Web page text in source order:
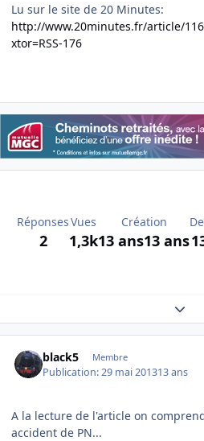
Lu sur le site de 20 Minutes:
http://www.20minutes.fr/article/
xtor=RSS-176
Réponses
2
Vues
1,3k
Création
13 ans13 ans
black5 Membre
Publication:29 mai 201313 ans
A la lecture de l'article on
accident de PN...